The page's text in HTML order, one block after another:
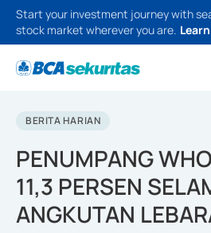
Start your investment journey with
stock market wherever you are.
BERITA HARIAN
PENUMPANG
11,3 PERSEN
ANGKUTAN